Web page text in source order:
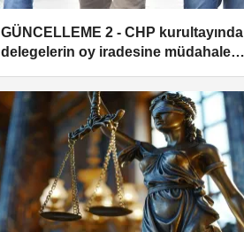
GÜNCELLEME 2 - CHP kurultayında
delegelerin oy iradesine müdahale
zanlıya tutuklama talebi